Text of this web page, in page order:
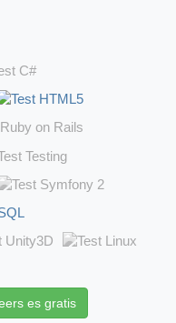
es gratis